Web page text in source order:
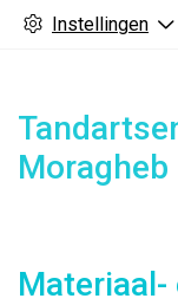
Instellingen
Moragheb